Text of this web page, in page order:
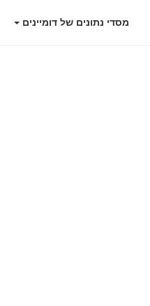
מסדי נתונים של דומיינים